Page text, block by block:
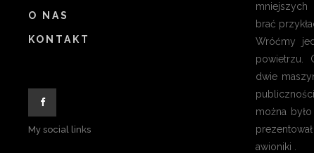
O NAS
KONTAKT
My social links
brać
Wróćmy
powietrzu.
dwie
można
awioniki .